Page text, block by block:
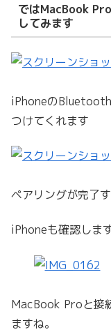
ではMacBook
してみます
iPhoneの
つけてくれます
ペアリングが完了
iPhoneも確認しま
MacBook Proと接
ますね。